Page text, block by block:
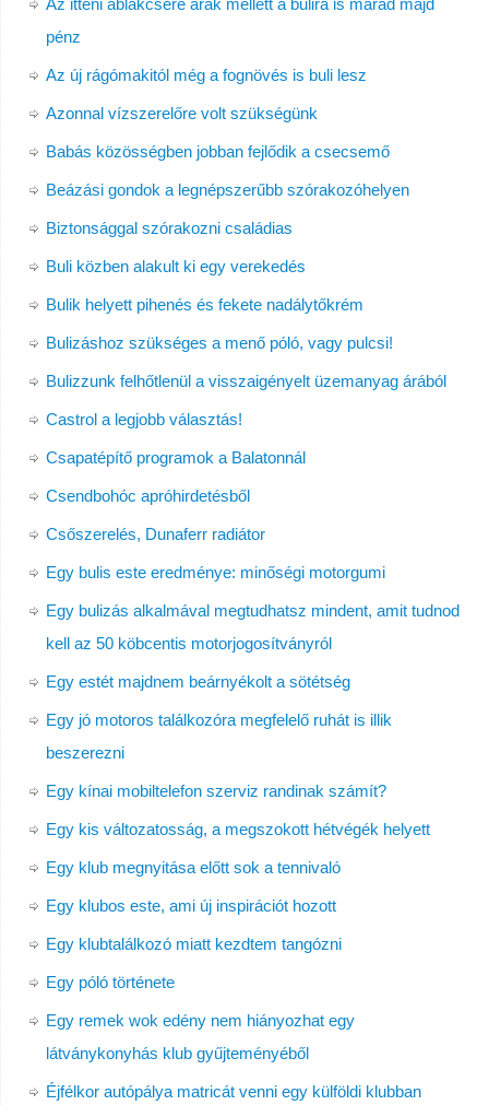
Az itteni ablakcsere árak mellett a bulira is marad majd
pénz
Az új rágómakitól még a fognövés is buli lesz
Azonnal vízszerelőre volt szükségünk
Babás közösségben jobban fejlődik a csecsemő
Beázási gondok a legnépszerűbb szórakozóhelyen
Biztonsággal szórakozni családias
Buli közben alakult ki egy verekedés
Bulik helyett pihenés és fekete nadálytőkrém
Bulizáshoz szükséges a menő póló, vagy pulcsi!
Bulizzunk felhőtlenül a visszaigényelt üzemanyag árából
Castrol a legjobb választás!
Csapatépítő programok a Balatonnál
Csendbohóc apróhirdetésből
Csőszerelés, Dunaferr radiátor
Egy bulis este eredménye: minőségi motorgumi
Egy bulizás alkalmával megtudhatsz mindent, amit tudnod
kell az 50 köbcentis motorjogosítványról
Egy estét majdnem beárnyékolt a sötétség
Egy jó motoros találkozóra megfelelő ruhát is illik
beszerezni
Egy kínai mobiltelefon szerviz randinak számít?
Egy kis változatosság, a megszokott hétvégék helyett
Egy klub megnyitása előtt sok a tennivaló
Egy klubos este, ami új inspirációt hozott
Egy klubtalálkozó miatt kezdtem tangózni
Egy póló története
Egy remek wok edény nem hiányozhat egy
látványkonyhás klub gyűjteményéből
Éjfélkor autópálya matricát venni egy külföldi klubban